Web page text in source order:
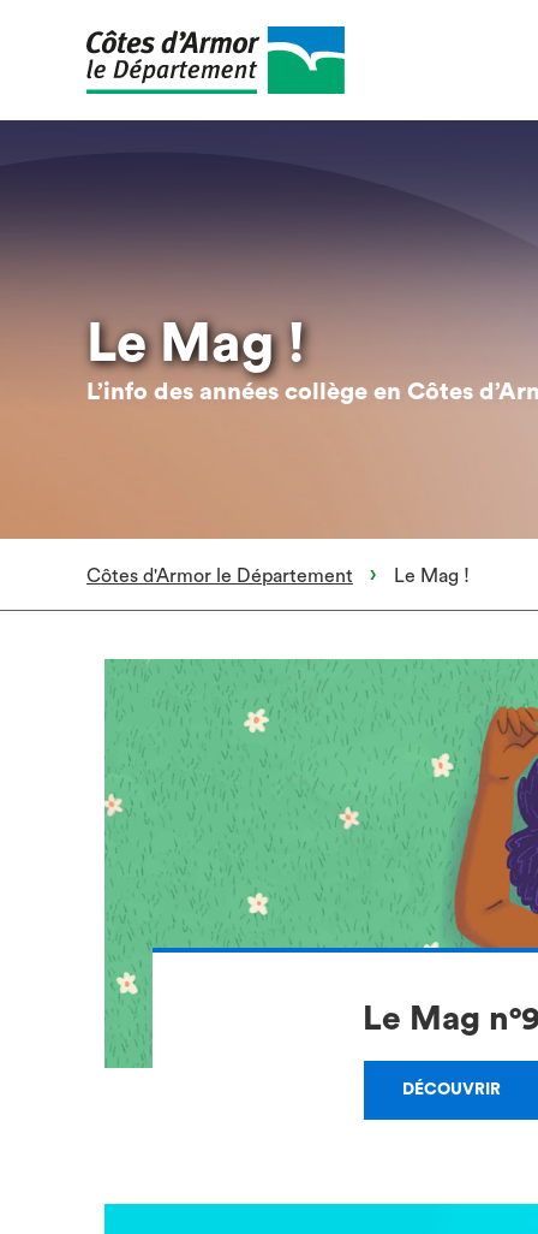
Le Mag !
L’info des années collège en Côtes
Côtes d'Armor le Département Le Mag !
Le Mag
DÉCOUVRIR